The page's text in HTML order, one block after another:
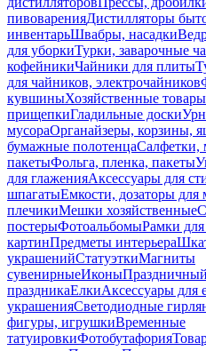
пивоваренияДистилляторы
инвентарьШвабры, насадки
для уборкиТурки, заварочные
кофейникиЧайники для плиты
для чайников, электрочайников
кувшиныХозяйственные товары
прищепкиГладильные доски
мусораОрганайзеры, корзины,
бумажные полотенцаСалфетки,
пакетыФольга, пленка, пакеты
для глаженияАксессуары для
шпагатыЕмкости, дозаторы
плечикиМешки хозяйственные
постерыФотоальбомыРамки
картинПредметы интерьера
украшенийСтатуэткиМагниты
сувенирныеИконы
праздникаЕлкиАксессуары для
украшенияСветодиодные
фигуры, игрушкиВременные
татуировкиФотобутафория